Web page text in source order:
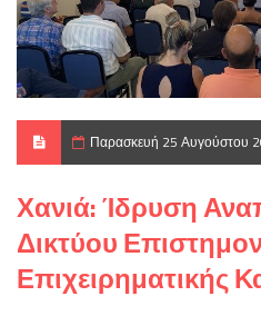
Παρασκευή 25 Αυγούστου
Χανιά: Ίδρυση
Δικτύου
Επιχειρηματικής